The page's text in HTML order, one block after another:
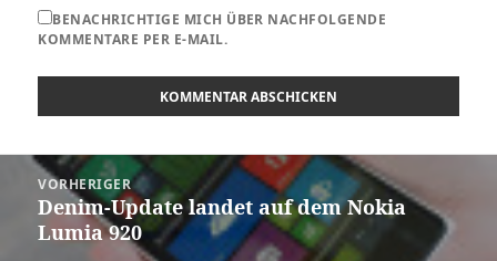
BENACHRICHTIGE MICH ÜBER NACHFOLGENDE
KOMMENTARE PER E-MAIL.
Beitragsnavigation
VORHERIGER
Vorheriger
Beitrag:
Denim-Update landet auf dem Nokia
Lumia 920